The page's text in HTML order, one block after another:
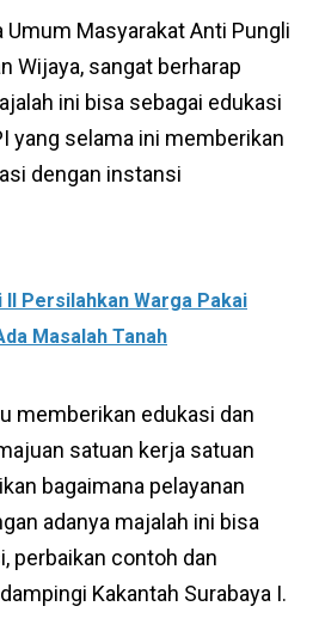
Umum Masyarakat Anti Pungli
Wijaya, sangat berharap
ini bisa sebagai edukasi
yang selama ini memberikan
dengan instansi
II Persilahkan Warga Pakai
Masalah Tanah
memberikan edukasi dan
satuan kerja satuan
bagaimana pelayanan
adanya majalah ini bisa
perbaikan contoh dan
Kakantah Surabaya I.